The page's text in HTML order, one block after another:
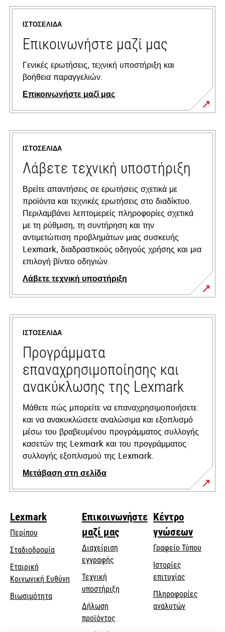
ΙΣΤΟΣΕΛΊΔΑ
Επικοινωνήστε μαζί μας
Γενικές ερωτήσεις, τεχνική υποστήριξη και
βοήθεια παραγγελιών.
Επικοινωνήστε μαζί μας
ΙΣΤΟΣΕΛΊΔΑ
Λάβετε τεχνική υποστήριξη
Βρείτε απαντήσεις σε ερωτήσεις σχετικά με
προϊόντα και τεχνικές ερωτήσεις στο διαδίκτυο.
Περιλαμβάνει λεπτομερείς πληροφορίες σχετικά
με τη ρύθμιση, τη συντήρηση και την
αντιμετώπιση προβλημάτων μιας συσκευής
Lexmark, διαδραστικούς οδηγούς χρήσης και μια
επιλογή βίντεο οδηγιών.
Λάβετε τεχνική υποστήριξη
opens
in
new
tab
ΙΣΤΟΣΕΛΊΔΑ
Προγράμματα
επαναχρησιμοποίησης και
ανακύκλωσης της Lexmark
Μάθετε πώς μπορείτε να επαναχρησιμοποιήσετε
και να ανακυκλώσετε αναλώσιμα και εξοπλισμό
μέσω του βραβευμένου προγράμματος συλλογής
κασετών της Lexmark και του προγράμματος
συλλογής εξοπλισμού της Lexmark.
Μετάβαση στη σελίδα
Lexmark
Περίπου
Σταδιοδρομία
Εταιρική
Κοινωνική Ευθύνη opens
new
Βιωσιμότητα
Επικοινωνήστε
μαζί μας
Διαχείριση
εγγραφής
Τεχνική
υποστήριξηopens
Δήλωση
προϊόντος
Κέντρο
γνώσεων
Γραφείο Τύπου
Ιστορίες
επιτυχίας
Πληροφορίες
αναλυτών